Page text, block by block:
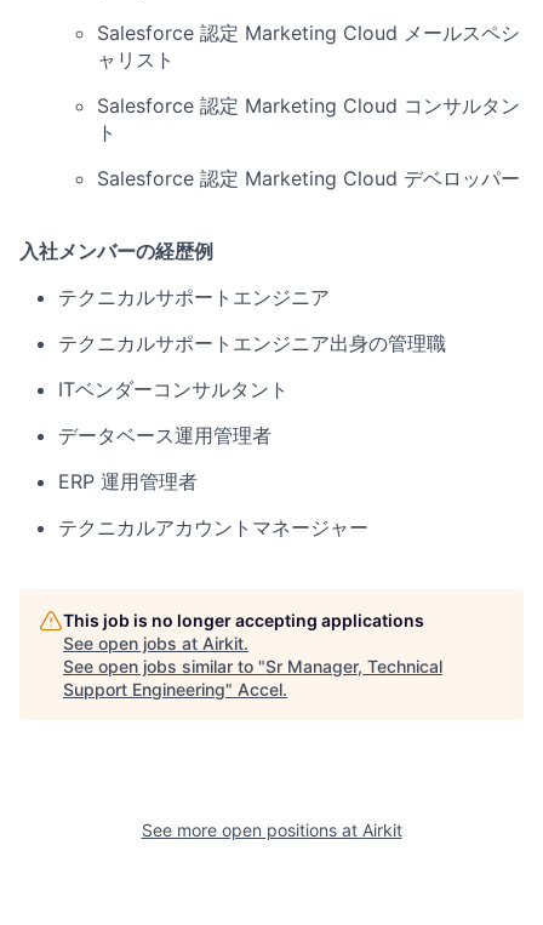
Salesforce 認定 Marketing Cloud メールスペシ
ャリスト
Salesforce 認定 Marketing Cloud コンサルタン
ト
Salesforce 認定 Marketing Cloud デベロッパー
入社メンバーの経歴例
テクニカルサポートエンジニア
テクニカルサポートエンジニア出身の管理職
ITベンダーコンサルタント
データベース運用管理者
ERP 運用管理者
テクニカルアカウントマネージャー
This job is no longer accepting applications
See open jobs at Airkit.
See open jobs similar to "Sr Manager, Technical
Support Engineering" Accel.
See more open positions at Airkit